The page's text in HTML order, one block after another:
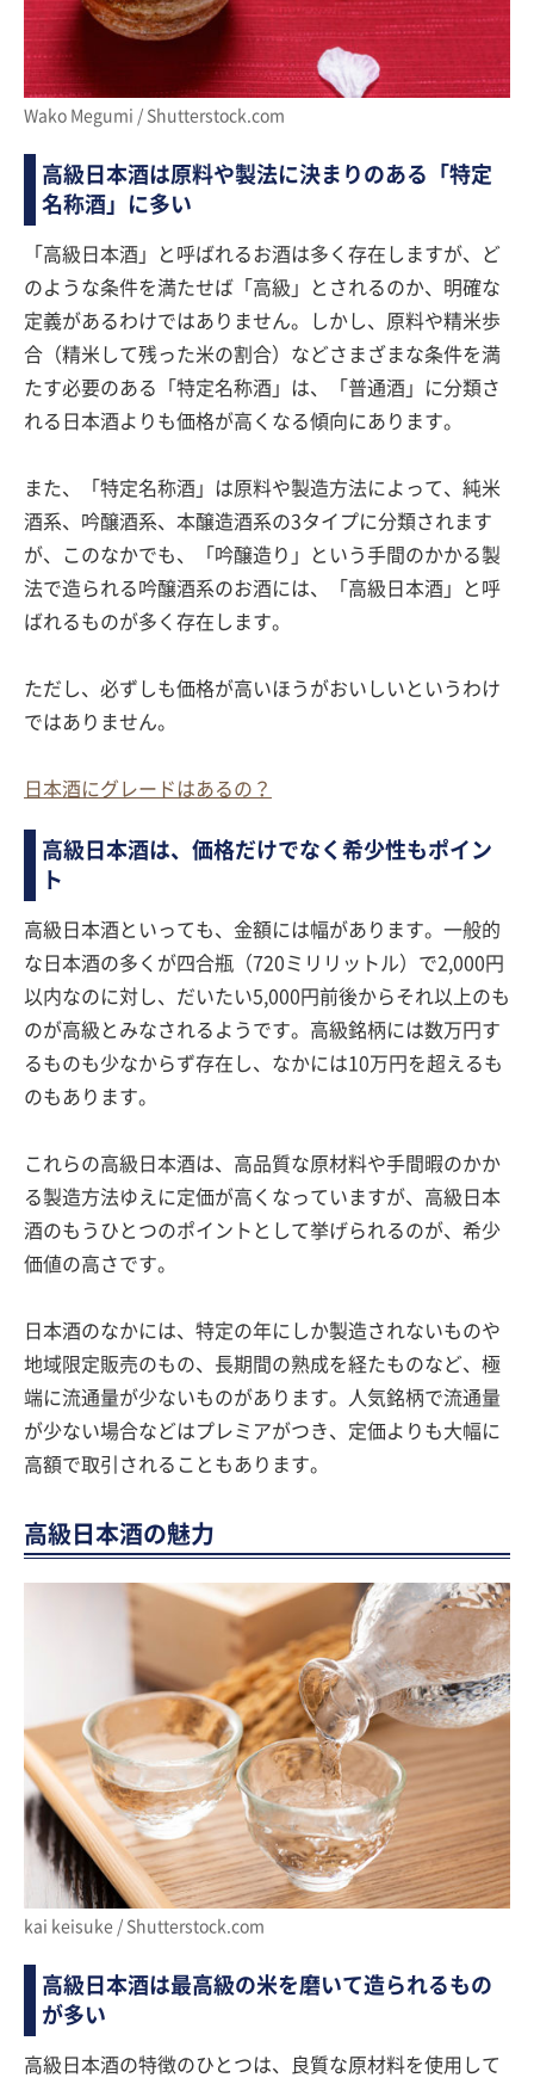
Wako Megumi / Shutterstock.com
高級日本酒は原料や製法に決まりのある「特定
名称酒」に多い
「高級日本酒」と呼ばれるお酒は多く存在しますが、ど
のような条件を満たせば「高級」とされるのか、明確な
定義があるわけではありません。しかし、原料や精米歩
合（精米して残った米の割合）などさまざまな条件を満
たす必要のある「特定名称酒」は、「普通酒」に分類さ
れる日本酒よりも価格が高くなる傾向にあります。
また、「特定名称酒」は原料や製造方法によって、純米
酒系、吟醸酒系、本醸造酒系の3タイプに分類されます
が、このなかでも、「吟醸造り」という手間のかかる製
法で造られる吟醸酒系のお酒には、「高級日本酒」と呼
ばれるものが多く存在します。
ただし、必ずしも価格が高いほうがおいしいというわけ
ではありません。
日本酒にグレードはあるの？
高級日本酒は、価格だけでなく希少性もポイン
ト
高級日本酒といっても、金額には幅があります。一般的
な日本酒の多くが四合瓶（720ミリリットル）で2,000円
以内なのに対し、だいたい5,000円前後からそれ以上のも
のが高級とみなされるようです。高級銘柄には数万円す
るものも少なからず存在し、なかには10万円を超えるも
のもあります。
これらの高級日本酒は、高品質な原材料や手間暇のかか
る製造方法ゆえに定価が高くなっていますが、高級日本
酒のもうひとつのポイントとして挙げられるのが、希少
価値の高さです。
日本酒のなかには、特定の年にしか製造されないものや
地域限定販売のもの、長期間の熟成を経たものなど、極
端に流通量が少ないものがあります。人気銘柄で流通量
が少ない場合などはプレミアがつき、定価よりも大幅に
高額で取引されることもあります。
高級日本酒の魅力
kai keisuke / Shutterstock.com
高級日本酒は最高級の米を磨いて造られるもの
が多い
高級日本酒の特徴のひとつは、良質な原材料を使用して